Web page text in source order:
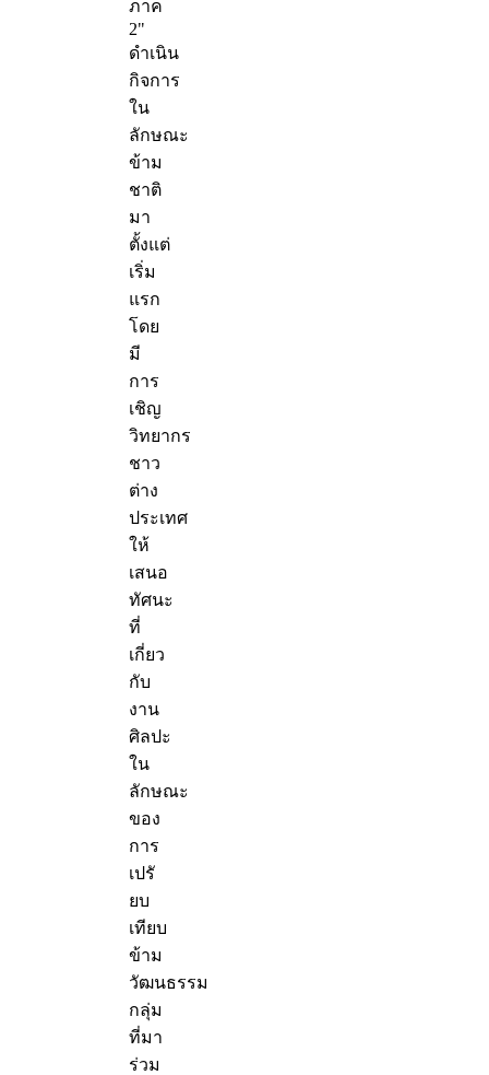
ภาค
2"
ดำเนิน
กิจการ
ใน
ลักษณะ
ข้าม
ชาติ
มา
ตั้งแต่
เริ่ม
แรก
โดย
มี
การ
เชิญ
วิทยากร
ชาว
ต่าง
ประเทศ
ให้
เสนอ
ทัศนะ
ที่
เกี่ยว
กับ
งาน
ศิลปะ
ใน
ลักษณะ
ของ
การ
เปรั
ยบ
เทียบ
ข้าม
วัฒนธรรม
กลุ่ม
ที่มา
ร่วม